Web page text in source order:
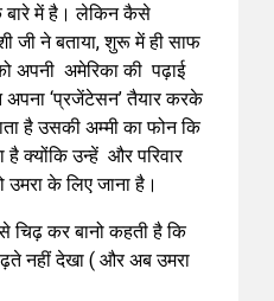
बारे में है। लेकिन कैसे
जी ने बताया, शुरू में ही साफ
अपनी अमेरिका की पढ़ाई
‘प्रजेंटेसन’ तैयार करके
है उसकी अम्मी का फोन कि
है क्योंकि उन्हें और परिवार
के लिए जाना है।
चिढ़ कर बानो कहती है कि
नहीं देखा ( और अब उमरा